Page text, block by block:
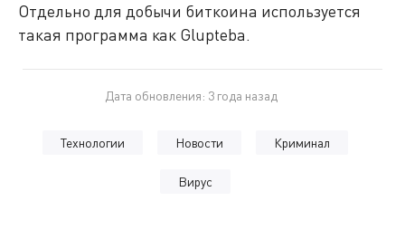
Отдельно для добычи биткоина используется
такая программа как Glupteba.
Дата обновления: 3 года назад
Технологии Новости Криминал
Вирус